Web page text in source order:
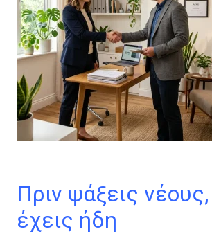
Πριν ψάξεις
έχεις ήδη